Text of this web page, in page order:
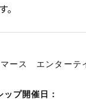
ース　エンターテ
プ開催日：